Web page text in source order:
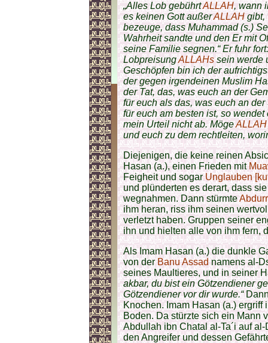
„Alles Lob gebührtALLAH, wann
es keinen Gott außerALLAHgibt,
bezeuge, dass Muhammad (s.)
Wahrheit sandte und den Er mit
seine Familie segnen.“ Er fuhr
LobpreisungALLAHssein werde
Geschöpfen bin ich der
der gegen irgendeinen Muslim
der Tat, das, was euch an der
für euch als das, was euch an
für euch am besten ist, so
mein Urteil nicht ab. MögeALLAH
und euch zu dem rechtleiten,
Diejenigen, die keine reinen
Hasan (a.), einen Frieden mit
Feigheit und sogarUnglauben
und plünderten es derart, dass
wegnahmen. Dann stürmte
ihm heran, riss ihm seinen
verletzt haben. Gruppen seiner
ihn und hielten alle von ihm fern,
Als Imam Hasan (a.) die dunkle
von derBanu Assadnamens al-
seines Maultieres, und in seiner
akbar, du bist ein Götzendiener
Götzendiener vor dir wurde.“
Knochen. Imam Hasan (a.)
Boden. Da stürzte sich ein Mann
Abdullah ibn Chatal al-Ta´i auf
den Angreifer und dessen